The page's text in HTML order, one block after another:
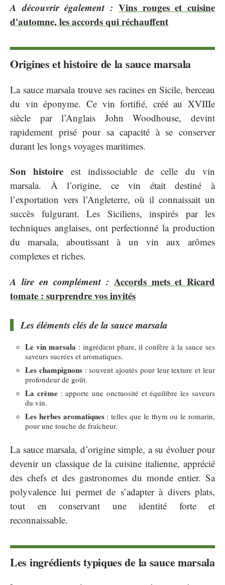
A découvrir également : Vins rouges et cuisine
d'automne, les accords qui réchauffent
Origines et histoire de la sauce marsala
La sauce marsala trouve ses racines en Sicile, berceau
du vin éponyme. Ce vin fortifié, créé au XVIIIe
siècle par l’Anglais John Woodhouse, devint
rapidement prisé pour sa capacité à se conserver
durant les longs voyages maritimes.
Son histoire est indissociable de celle du vin
marsala. À l’origine, ce vin était destiné à
l’exportation vers l’Angleterre, où il connaissait un
succès fulgurant. Les Siciliens, inspirés par les
techniques anglaises, ont perfectionné la production
du marsala, aboutissant à un vin aux arômes
complexes et riches.
A lire en complément : Accords mets et Ricard
tomate : surprendre vos invités
Les éléments clés de la sauce marsala
Le vin marsala : ingrédient phare, il confère à la sauce ses
saveurs sucrées et aromatiques.
Les champignons: souvent ajoutés pour leur texture et leur
profondeur de goût.
La crème: apporte une onctuosité et équilibre les saveurs
du vin.
Les herbes aromatiques: telles que le thym ou le romarin,
pour une touche de fraîcheur.
La sauce marsala, d’origine simple, a su évoluer pour
devenir un classique de la cuisine italienne, apprécié
des chefs et des gastronomes du monde entier. Sa
polyvalence lui permet de s’adapter à divers plats,
tout en conservant une identité forte et
reconnaissable.
Les ingrédients typiques de la sauce marsala